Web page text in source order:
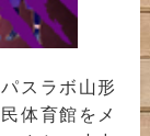
スラボ山形
体育館をメ